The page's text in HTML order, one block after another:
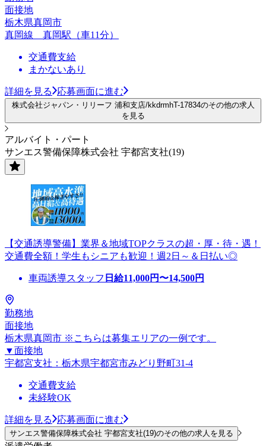
面接地
栃木県真岡市
真岡線 真岡駅（車11分）
交通費支給
まかないあり
詳細を見る 応募画面に進む
株式会社ジャパン・リリーフ 浦和支店/kkdrmhT-17834のその他の求人
を見る
アルバイト・パート
サンエス警備保障株式会社 宇都宮支社(19)
【交通誘導警備】業界＆地域TOPクラスの超・厚・待・遇！
交通費全額！学生もシニアも歓迎！週2日～＆日払い◎
車両誘導スタッフ 日給11,000円〜14,500円
勤務地
面接地
栃木県真岡市 ※こちらは募集エリアの一例です。
▼面接地
宇都宮支社：栃木県宇都宮市みどり野町31-4
交通費支給
未経験OK
詳細を見る 応募画面に進む
サンエス警備保障株式会社 宇都宮支社(19)のその他の求人を見る